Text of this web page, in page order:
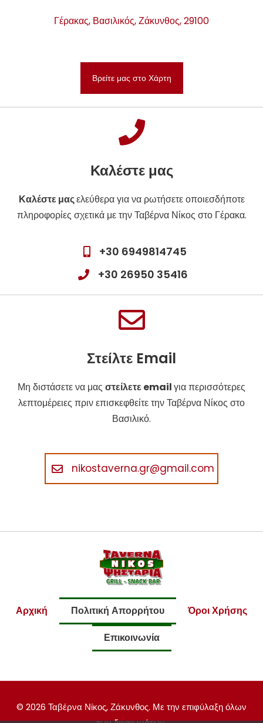
Γέρακας, Βασιλικός, Ζάκυνθος, 29100
Βρείτε μας στο Χάρτη
Καλέστε μας
Καλέστε μαςελεύθερα για να ρωτήσετε οποιεσδήποτε
πληροφορίες σχετικά με την Ταβέρνα Νίκος στο Γέρακα.
+30 6949814745
+30 26950 35416
Στείλτε Email
Μη διστάσετε να μας στείλετε emailγια περισσότερες
λεπτομέρειες πριν επισκεφθείτε την Ταβέρνα Νίκος στο
Βασιλικό.
nikostaverna.gr@gmail.com
Αρχική Πολιτική Απορρήτου
Όροι Χρήσης
Επικοινωνία
© 2026 Ταβέρνα Νίκος, Ζάκυνθος. Με την επιφύλαξη όλων